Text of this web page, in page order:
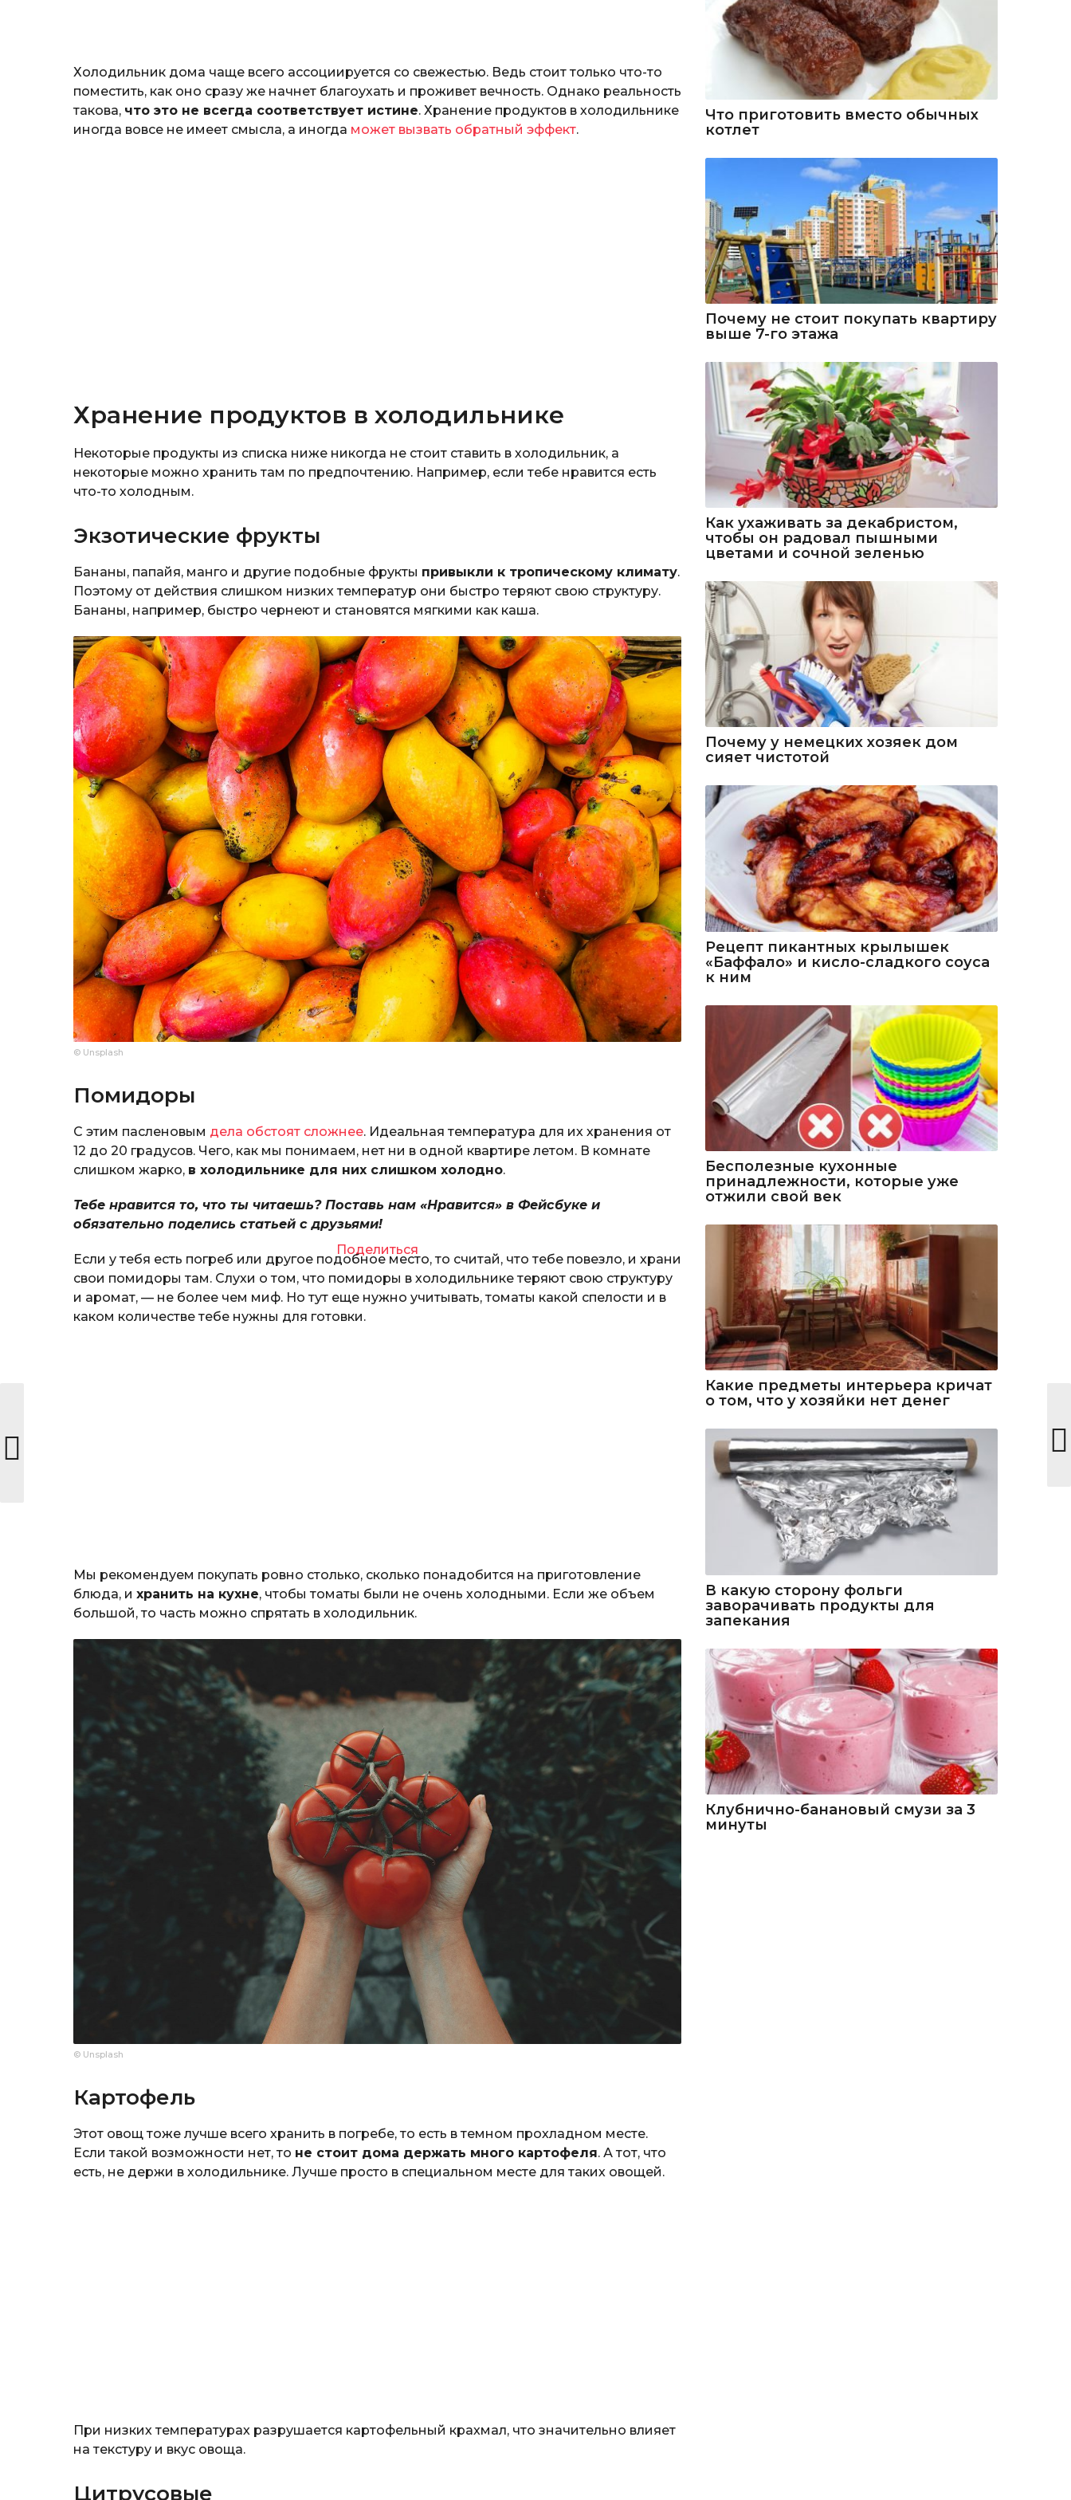
Холодильник дома чаще всего ассоциируется со свежестью. Ведь стоит только что-то
поместить, как оно сразу же начнет благоухать и проживет вечность. Однако реальность
такова, что это не всегда соответствует истине. Хранение продуктов в холодильнике
иногда вовсе не имеет смысла, а иногда может вызвать обратный эффект.
Хранение продуктов в холодильнике
Некоторые продукты из списка ниже никогда не стоит ставить в холодильник, а
некоторые можно хранить там по предпочтению. Например, если тебе нравится есть
что-то холодным.
Экзотические фрукты
Бананы, папайя, манго и другие подобные фрукты привыкли к тропическому климату.
Поэтому от действия слишком низких температур они быстро теряют свою структуру.
Бананы, например, быстро чернеют и становятся мягкими как каша.
© Unsplash
Помидоры
С этим пасленовым дела обстоят сложнее. Идеальная температура для их хранения от
12 до 20 градусов. Чего, как мы понимаем, нет ни в одной квартире летом. В комнате
слишком жарко, в холодильнике для них слишком холодно.
Тебе нравится то, что ты читаешь? Поставь нам «Нравится» в Фейсбуке и
обязательно поделись статьей с друзьями!
Поделиться
Если у тебя есть погреб или другое подобное место, то считай, что тебе повезло, и храни
свои помидоры там. Слухи о том, что помидоры в холодильнике теряют свою структуру
и аромат, — не более чем миф. Но тут еще нужно учитывать, томаты какой спелости и в
каком количестве тебе нужны для готовки.
Мы рекомендуем покупать ровно столько, сколько понадобится на приготовление
блюда, и хранить на кухне, чтобы томаты были не очень холодными. Если же объем
большой, то часть можно спрятать в холодильник.
© Unsplash
Картофель
Этот овощ тоже лучше всего хранить в погребе, то есть в темном прохладном месте.
Если такой возможности нет, то не стоит дома держать много картофеля. А тот, что
есть, не держи в холодильнике. Лучше просто в специальном месте для таких овощей.
При низких температурах разрушается картофельный крахмал, что значительно влияет
на текстуру и вкус овоща.
Цитрусовые
Что приготовить вместо обычных
котлет
Почему не стоит покупать квартиру
выше 7-го этажа
Как ухаживать за декабристом,
чтобы он радовал пышными
цветами и сочной зеленью
Почему у немецких хозяек дом
сияет чистотой
Рецепт пикантных крылышек
«Баффало» и кисло-сладкого соуса
к ним
Бесполезные кухонные
принадлежности, которые уже
отжили свой век
Какие предметы интерьера кричат
о том, что у хозяйки нет денег
В какую сторону фольги
заворачивать продукты для
запекания
Клубнично-банановый смузи за 3
минуты